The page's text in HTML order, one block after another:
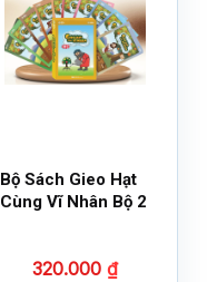
Bộ Sách Gieo Hạt
Cùng Vĩ Nhân Bộ 2
320.000 ₫